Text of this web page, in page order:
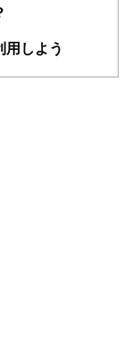
書籍・雑誌の編集経
まですべての工程に
用しよう